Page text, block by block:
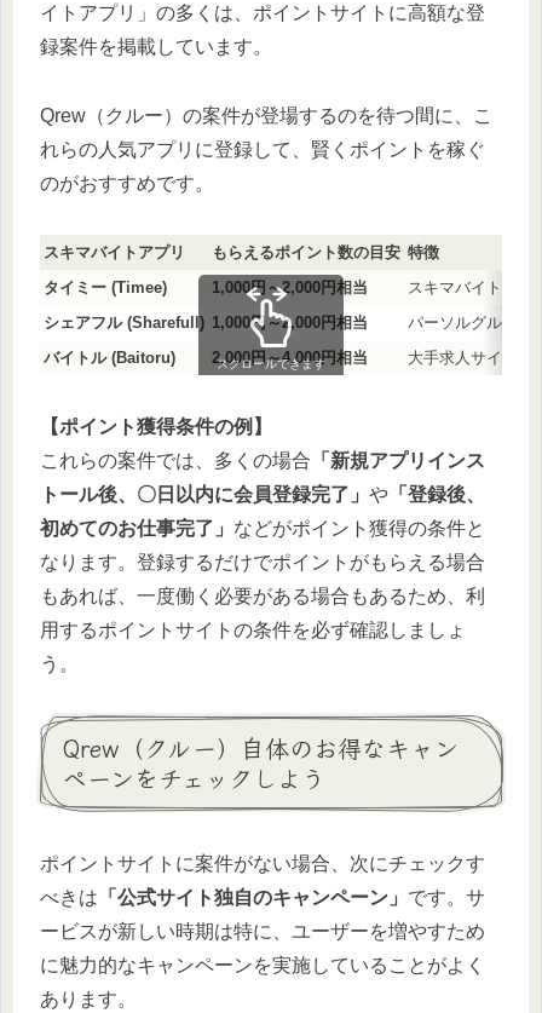
イトアプリ」の多くは、ポイントサイトに高額な登
録案件を掲載しています。
Qrew（クルー）の案件が登場するのを待つ間に、こ
れらの人気アプリに登録して、賢くポイントを稼ぐ
のがおすすめです。
スキマバイトアプリ もらえるポイント数の目安 特徴
タイミー (Timee)
1,000円～2,000円相当
スキマバイトアプ
シェアフル (Sharefull) 1,000円～2,000円相当
パーソルグループ
バイトル (Baitoru)
2,000円～4,000円相当 大手求人サイト。
スクロールできます
【ポイント獲得条件の例】
これらの案件では、多くの場合 「新規アプリインス
トール後、〇日以内に会員登録完了」 や 「登録後、
初めてのお仕事完了」 などがポイント獲得の条件と
なります。登録するだけでポイントがもらえる場合
もあれば、一度働く必要がある場合もあるため、利
用するポイントサイトの条件を必ず確認しましょ
う。
Qrew（クルー）自体のお得なキャン
ペーンをチェックしよう
ポイントサイトに案件がない場合、次にチェックす
べきは 「公式サイト独自のキャンペーン」 です。サ
ービスが新しい時期は特に、ユーザーを増やすため
に魅力的なキャンペーンを実施していることがよく
あります。